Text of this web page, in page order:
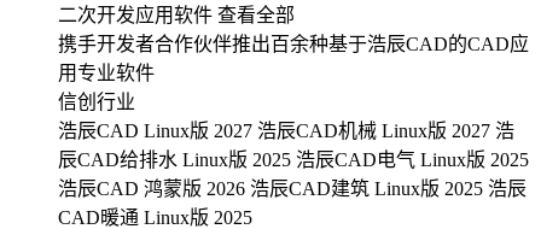
二次开发应用软件 查看全部
携手开发者合作伙伴推出百余种基于浩辰CAD的CAD应
用专业软件
信创行业
浩辰CAD Linux版 2027 浩辰CAD机械 Linux版 2027 浩
辰CAD给排水 Linux版 2025 浩辰CAD电气 Linux版 2025
浩辰CAD 鸿蒙版 2026 浩辰CAD建筑 Linux版 2025 浩辰
CAD暖通 Linux版 2025